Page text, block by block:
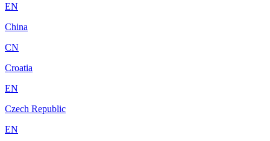
EN
China
CN
Croatia
EN
Czech Republic
EN